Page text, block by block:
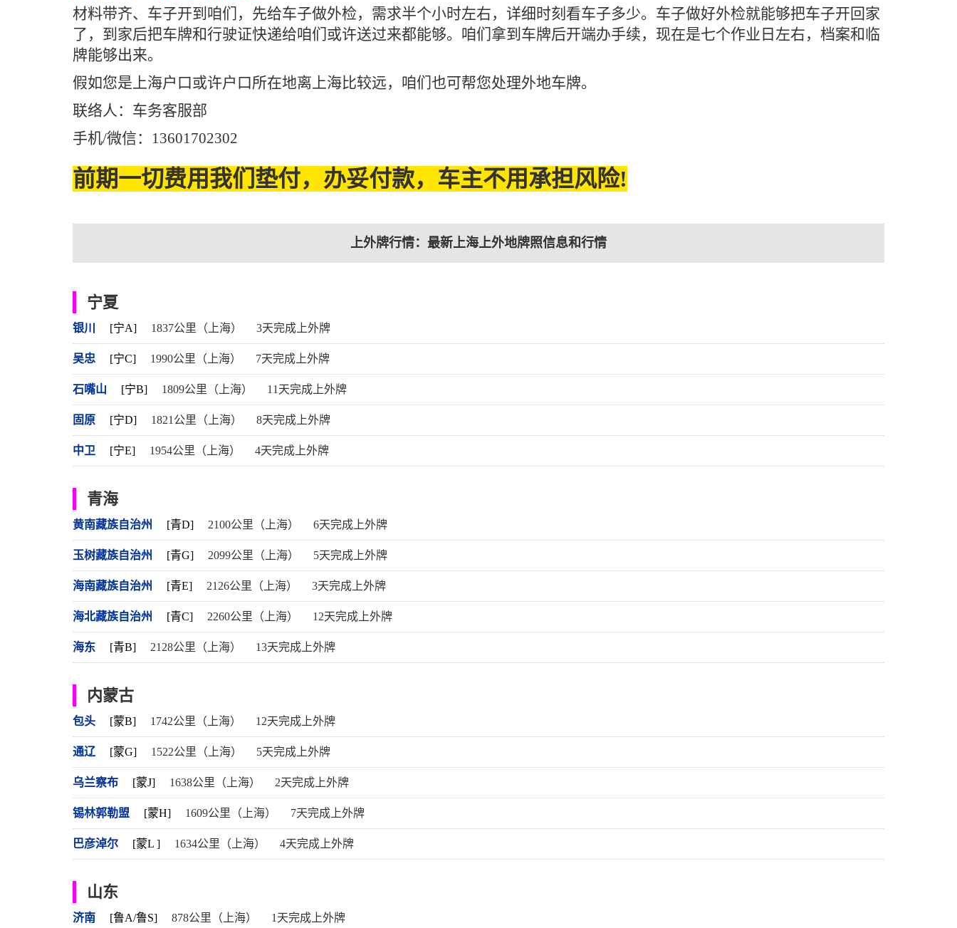
材料带齐、车子开到咱们，先给车子做外检，需求半个小时左右，详细时刻看车子多少。车子做好外检就能够把车子开回家
了，到家后把车牌和行驶证快递给咱们或许送过来都能够。咱们拿到车牌后开端办手续，现在是七个作业日左右，档案和临
牌能够出来。
假如您是上海户口或许户口所在地离上海比较远，咱们也可帮您处理外地车牌。
联络人：车务客服部
手机/微信：13601702302
前期一切费用我们垫付，办妥付款，车主不用承担风险!
上外牌行情：最新上海上外地牌照信息和行情
宁夏
银川 [宁A] 1837公里（上海） 3天完成上外牌
吴忠 [宁C] 1990公里（上海） 7天完成上外牌
石嘴山 [宁B] 1809公里（上海） 11天完成上外牌
固原 [宁D] 1821公里（上海） 8天完成上外牌
中卫 [宁E] 1954公里（上海） 4天完成上外牌
青海
黄南藏族自治州 [青D] 2100公里（上海） 6天完成上外牌
玉树藏族自治州 [青G] 2099公里（上海） 5天完成上外牌
海南藏族自治州 [青E] 2126公里（上海） 3天完成上外牌
海北藏族自治州 [青C] 2260公里（上海） 12天完成上外牌
海东 [青B] 2128公里（上海） 13天完成上外牌
内蒙古
包头 [蒙B] 1742公里（上海） 12天完成上外牌
通辽 [蒙G] 1522公里（上海） 5天完成上外牌
乌兰察布 [蒙J] 1638公里（上海） 2天完成上外牌
锡林郭勒盟 [蒙H] 1609公里（上海） 7天完成上外牌
巴彦淖尔 [蒙L ] 1634公里（上海） 4天完成上外牌
山东
济南 [鲁A/鲁S] 878公里（上海） 1天完成上外牌